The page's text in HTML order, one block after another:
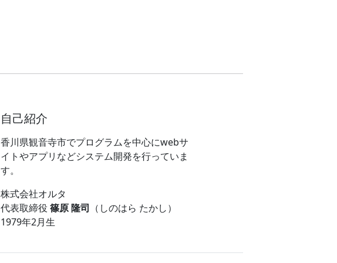
自己紹介
香川県観音寺市でプログラムを中心にwebサ
イトやアプリなどシステム開発を行っていま
す。
株式会社オルタ
代表取締役篠原 隆司 （しのはら たかし）
1979年2月生